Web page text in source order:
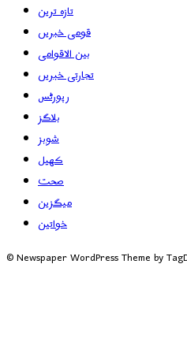
تازہ ترین
قومی خبریں
بین الاقوامی
تجارتی خبریں
رپورٹس
بلاگز
شوبز
کھیل
صحت
میگزین
خواتین
© Newspaper WordPress Theme by